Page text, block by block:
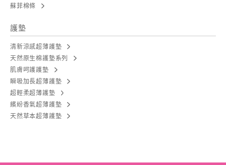
蘇菲棉條
護墊
清新涼感超薄護墊
天然原生棉護墊系列
肌膚呵護護墊
瞬吸加長超薄護墊
超輕柔超薄護墊
繽紛香氣超薄護墊
天然草本超薄護墊